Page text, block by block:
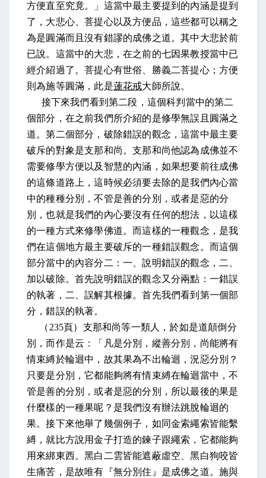
方便直至究竟。」這當中最主要提到的內涵是提到
了，大悲心、菩提心以及方便品，這些都可以稱之
為是圓滿而且沒有錯謬的成佛之道。其中大悲於前
已說。這當中的大悲，在之前的七因果教授當中已
經介紹過了。菩提心有世俗、勝義二菩提心；方便
則為施等圓滿，此是蓮花戒大師所說。
接下來我們看到第二段，這個科判當中的第二
個部分，在之前我們所介紹的是修學無誤且圓滿之
道。第二個部分，破除錯誤的觀念，這當中最主要
破斥的對象是支那和尚。支那和尚他認為成佛並不
需要修學方便以及智慧的內涵，如果想要前往成佛
的這條道路上，這時候必須要去除的是我們內心當
中的種種分別，不管是善的分別，或者是惡的分
別，也就是我們的內心要沒有任何的想法，以這樣
的一種方式來修學佛道。而這樣的一種觀念，是我
們在這個地方最主要破斥的一種錯誤觀念。而這個
部分當中的內容分二：一、說明錯誤的觀念，二、
加以破除。首先說明錯誤的觀念又分兩點：一錯誤
的執著，二、誤解其根據。首先我們看到第一個部
分，錯誤的執著。
（ 235頁）支那和尚等一類人，於如是道顛倒分
別，而作是云：「凡是分別，縱善分別，尚能將有
情束縛於輪迴中，故其果為不出輪迴，況惡分別？
只要是分別，它都能夠將有情束縛在輪迴當中，不
管是善的分別，或者是惡的分別，所以最後的果是
什麼樣的一種果呢？是我們沒有辦法跳脫輪迴的
果。接下來他舉了幾個例子，如同金索繩索皆能繫
縛，就比方說用金子打造的鍊子跟繩索，它都能夠
用來綁東西。黑白二雲皆能遮蔽虛空、黑白狗咬皆
生痛苦，是故唯有『無分別住』是成佛之道。施與